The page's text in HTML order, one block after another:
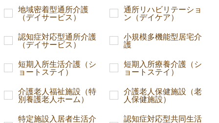
地域密着型通所介護
（デイサービス）
通所リハビリテーショ
ン（デイケア）
認知症対応型通所介護
（デイサービス）
小規模多機能型居宅介
護
短期入所生活介護（シ
ョートステイ）
短期入所療養介護（シ
ョートステイ）
介護老人福祉施設（特
別養護老人ホーム）
介護老人保健施設（老
人保健施設）
特定施設入居者生活介
認知症対応型共同生活